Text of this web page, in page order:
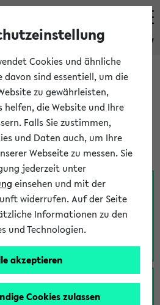
eKVV
eKVV
zur Anmeldung am eKVV.
richtige aus:
zu erstellen und alle weiteren
Studierende zu nutzen,
zur Anmeldung über Ihr Uni
Studierenden
Login haben, können Sie das
verwenden:
Cookies und ähnliche
davon sind essentiell, um die
zu gewährleisten,
helfen, die Website und Ihre
Falls Sie zustimmen,
und Daten auch, um Ihre
Webseite zu messen. Sie
jederzeit unter
einsehen und mit der
widerrufen. Auf der Seite
Informationen zu den
und Technologien.
akzeptieren
Cookies zulassen